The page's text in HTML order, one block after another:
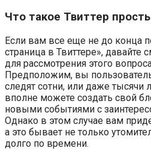
Что такое Твиттер
Если вам все еще не до конца
страница в Твиттере», давайте
для рассмотрения этого
Предположим, вы
следят сотни, или даже
вполне можете создать свой
новыми событиями с
Однако в этом случае вам
а это бывает не только
долго по времени.